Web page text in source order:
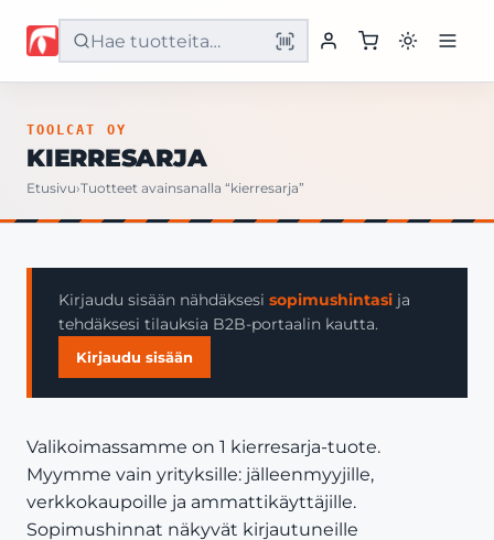
Etusivu
Yritys
Yhteystiedot
TOOLCAT OY
KIERRESARJA
Etusivu›Tuotteet avainsanalla “kierresarja”
Kirjaudu sisään nähdäksesi sopimushintasi ja
tehdäksesi tilauksia B2B-portaalin kautta.
Kirjaudu sisään
Valikoimassamme on 1 kierresarja-tuote.
Myymme vain yrityksille: jälleenmyyjille,
verkkokaupoille ja ammattikäyttäjille.
Sopimushinnat näkyvät kirjautuneille